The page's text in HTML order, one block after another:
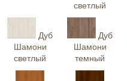
светлый
Дуб
Шамони
светлый
Дуб
Шамони
темный